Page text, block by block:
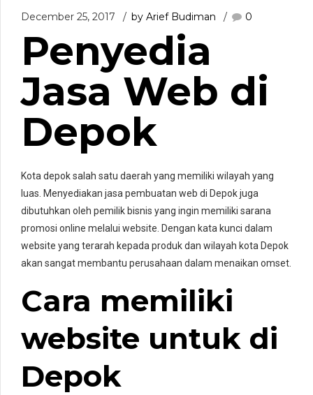
December 25, 2017 by Arief Budiman 0
Penyedia
Jasa Web di
Depok
Kota depok salah satu daerah yang memiliki wilayah yang
luas. Menyediakan jasa pembuatan web di Depok juga
dibutuhkan oleh pemilik bisnis yang ingin memiliki sarana
promosi online melalui website. Dengan kata kunci dalam
website yang terarah kepada produk dan wilayah kota Depok
akan sangat membantu perusahaan dalam menaikan omset.
Cara memiliki
website untuk di
Depok